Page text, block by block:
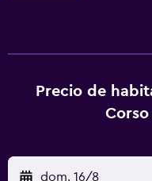
Precio de
Corso
dom. 16/8